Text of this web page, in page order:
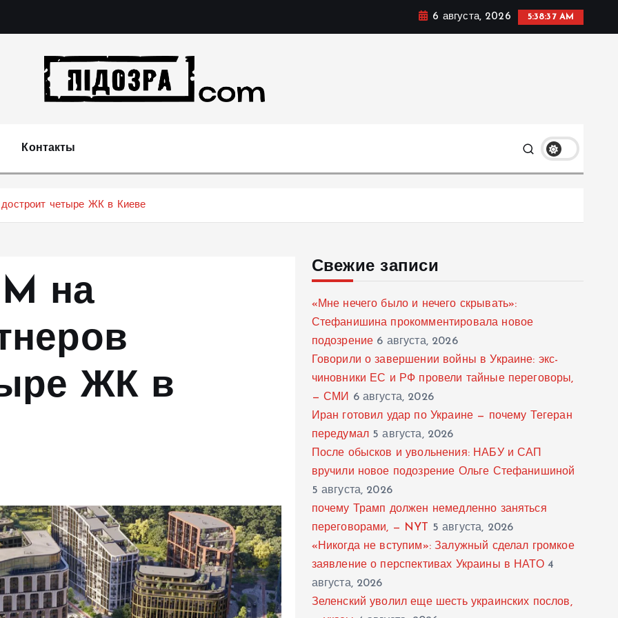
6 августа, 2026 5:38:38 AM
Контакты
четыре ЖК в Киеве
на
ЖК в
Свежие записи
«Мне нечего было и нечего скрывать»:
Стефанишина прокомментировала новое
подозрение 6 августа, 2026
Говорили о завершении войны в Украине: экс-
чиновники ЕС и РФ провели тайные переговоры,
— СМИ 6 августа, 2026
Иран готовил удар по Украине — почему Тегеран
передумал 5 августа, 2026
После обысков и увольнения: НАБУ и САП
вручили новое подозрение Ольге Стефанишиной
5 августа, 2026
почему Трамп должен немедленно заняться
переговорами, — NYT
5 августа, 2026
«Никогда не вступим»: Залужный сделал громкое
заявление о перспективах Украины в НАТО 4
августа, 2026
Зеленский уволил еще шесть украинских послов,